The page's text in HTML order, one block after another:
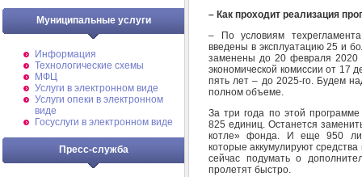
Муниципальные услуги
Информация
Технологические схемы
МФЦ
Услуги в электронном виде
Услуги опеки в электронном
виде
Госуслуги в электронном виде
Пресс-служба
– Как проходит реализация
– По условиям
введены в эксплуатацию 25 и
заменены до 20 февраля 2020
экономической комиссии от 17
пять лет – до 2025-го. Будем
полном объеме.
За три года по этой
825 единиц. Останется
котле» фонда. И еще 950
которые аккумулируют
сейчас подумать о
пролетят быстро.